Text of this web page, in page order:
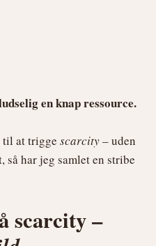
en knap ressource.
til at triggescarcity– uden
har jeg samlet en stribe
scarcity –